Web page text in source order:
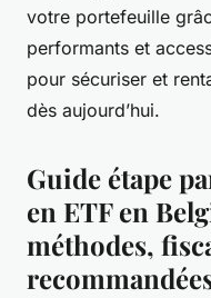
votre portefeuille
performants et
pour sécuriser et
dès aujourd’hui.
Guide étape
en ETF en
méthodes,